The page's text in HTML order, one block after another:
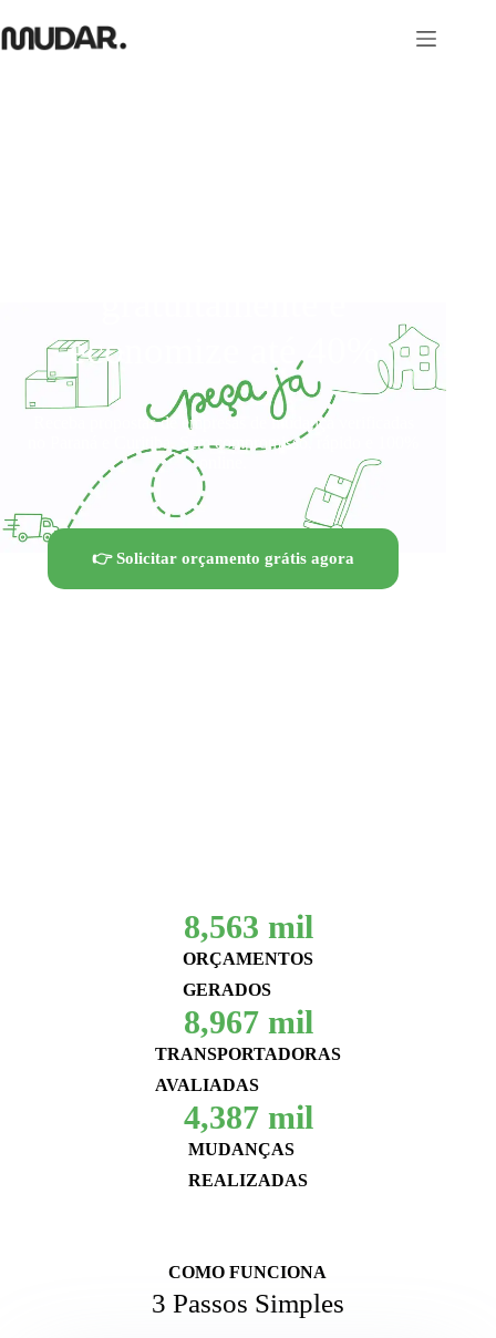
economize até 40%
Receba propostas de empresas de mudança verificadas
no Paraná e Curitiba. Sem compromisso, rápido e 100%
👉 Solicitar orçamento grátis agora
ORÇAMENTOS
GERADOS
8,563 mil
TRANSPORTADORAS
AVALIADAS
8,967 mil
MUDANÇAS
REALIZADAS
4,387 mil
COMO FUNCIONA
3 Passos Simples